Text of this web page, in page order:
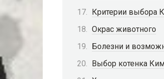
Критерии выбора
Окрас животного
Болезни и
Выбор котенка